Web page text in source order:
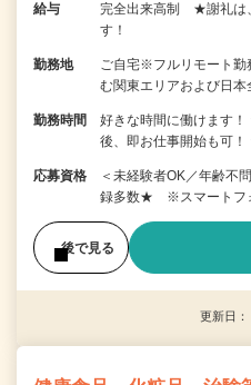
給与
完全出来高制 ★謝礼は
す！
勤務地
ご自宅※フルリモート
む関東エリアおよび日
勤務時間
好きな時間に働けます
後、即お仕事開始も可
応募資格
＜未経験者OK／年齢
録多数★ ※スマートフ
後で見る
更新日